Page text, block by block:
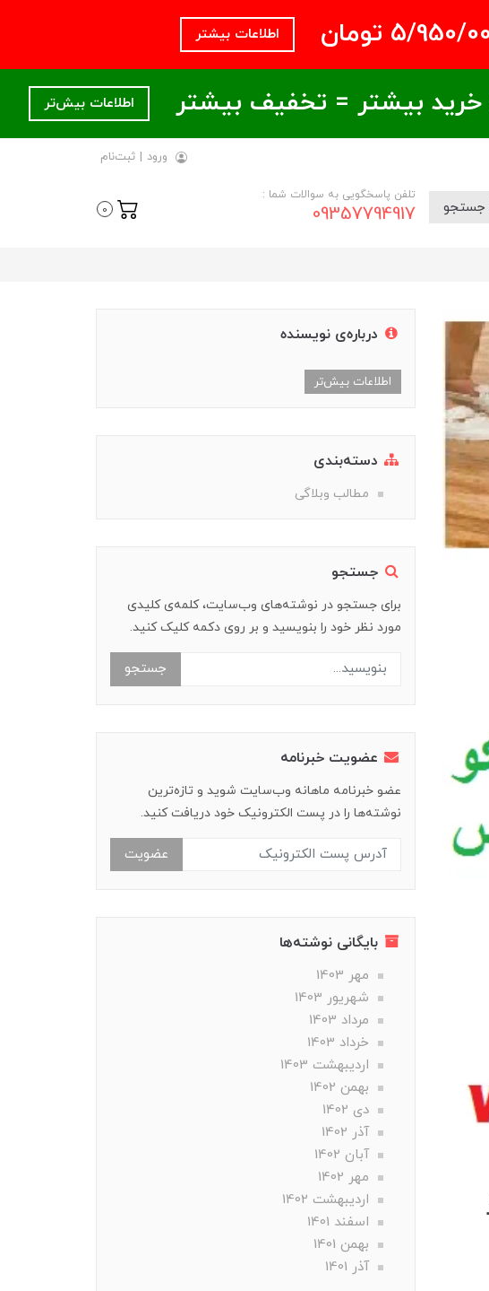
اطلاعات بیشتر
اطلاعات بیش‌تر
ورود | ثبت‌نام
تلفن پاسخگویی به سوالات شما :
09357794917
0
درباره‌ی نویسنده
اطلاعات بیش‌تر
دسته‌بندی
مطالب وبلاگی
جستجو
برای جستجو در نوشته‌های وب‌سایت، کلمه‌ی کلیدی
مورد نظر خود را بنویسید و بر روی دکمه کلیک کنید.
جستجو
عضویت خبرنامه
عضو خبرنامه ماهانه وب‌سایت شوید و تازه‌ترین
نوشته‌ها را در پست الکترونیک خود دریافت کنید.
عضویت
بایگانی نوشته‌ها
مهر 1403
شهریور 1403
مرداد 1403
خرداد 1403
ارديبهشت 1403
بهمن 1402
دی 1402
آذر 1402
آبان 1402
مهر 1402
ارديبهشت 1402
اسفند 1401
بهمن 1401
آذر 1401